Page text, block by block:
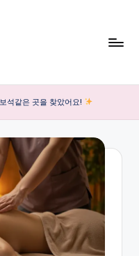
석같은 곳을 찾았어요!